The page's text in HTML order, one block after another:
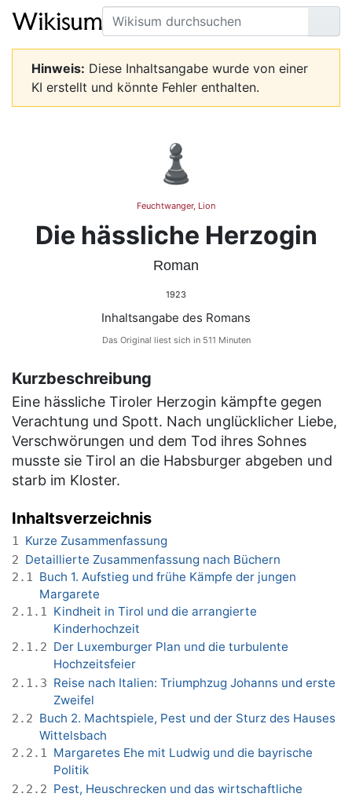
Suche
Seite
Hinweis: Diese Inhaltsangabe wurde von einer
KI erstellt und könnte Fehler enthalten.
♟️
Feuchtwanger, Lion
Die hässliche Herzogin
Roman
1923
Inhaltsangabe des Romans
Das Original liest sich in 511 Minuten
Kurzbeschreibung
Eine hässliche Tiroler Herzogin kämpfte gegen
Verachtung und Spott. Nach unglücklicher Liebe,
Verschwörungen und dem Tod ihres Sohnes
musste sie Tirol an die Habsburger abgeben und
starb im Kloster.
Inhaltsverzeichnis
1 Kurze Zusammenfassung
2 Detaillierte Zusammenfassung nach Büchern
2.1
Buch 1. Aufstieg und frühe Kämpfe der jungen
Margarete
2.1.1
Kindheit in Tirol und die arrangierte
Kinderhochzeit
2.1.2 Der Luxemburger Plan und die turbulente
Hochzeitsfeier
2.1.3 Reise nach Italien: Triumphzug Johanns und erste
Zweifel
2.2 Buch 2. Machtspiele, Pest und der Sturz des Hauses
Wittelsbach
2.2.1 Margaretes Ehe mit Ludwig und die bayrische
Politik
2.2.2 Pest, Heuschrecken und das wirtschaftliche